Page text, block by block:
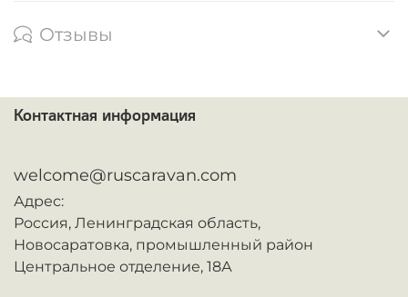
Отзывы
Контактная информация
welcome@ruscaravan.com
Адрес:
Россия, Ленинградская область,
Новосаратовка, промышленный район
Центральное отделение, 18А